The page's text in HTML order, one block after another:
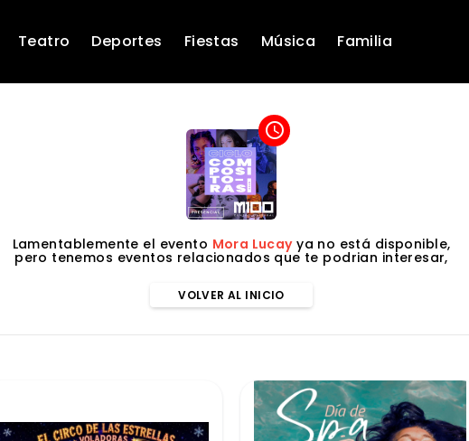
Teatro Deportes Fiestas Música Familia
access_time
Lamentablemente el evento Mora Lucayya no está disponible,
pero tenemos eventos relacionados que te podrian interesar,
VOLVER AL INICIO